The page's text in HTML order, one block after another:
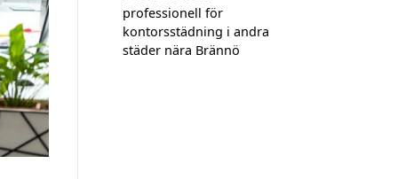
professionell för
kontorsstädning i andra
städer nära Brännö